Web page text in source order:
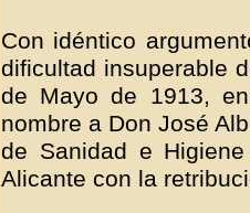
Con idéntico
dificultad insuperable
de Mayo de 1913,
nombre a Don José
de Sanidad e
Alicante con la